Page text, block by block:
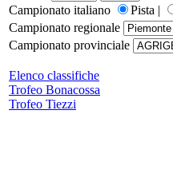
Campionato italiano
Pista |
Campionato regionale
Campionato provinciale
Elenco classifiche
Trofeo Bonacossa
Trofeo Tiezzi